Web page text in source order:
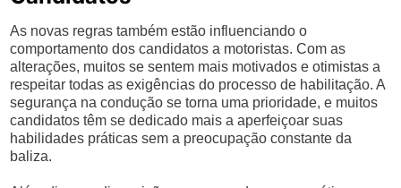
As novas regras também estão influenciando o
comportamento dos candidatos a motoristas. Com as
alterações, muitos se sentem mais motivados e otimistas a
respeitar todas as exigências do processo de habilitação. A
segurança na condução se torna uma prioridade, e muitos
candidatos têm se dedicado mais a aperfeiçoar suas
habilidades práticas sem a preocupação constante da
baliza.